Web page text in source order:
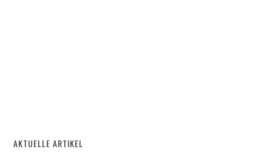
AKTUELLE ARTIKEL